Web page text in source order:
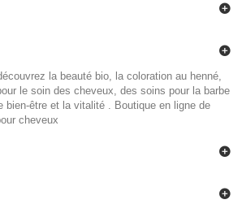
la beauté bio, la coloration au henné,
le soin des cheveux, des soins pour la barbe
bien-être et la vitalité . Boutique en ligne de
cheveux